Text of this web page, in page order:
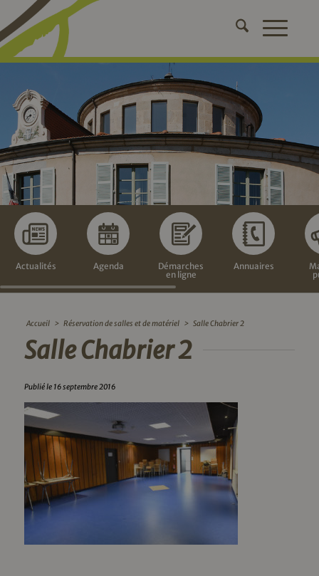
Actualités Agenda
Démarches
en ligne
Annuaires
Accueil > Réservation de salles et de matériel > Salle Chabrier 2
Salle Chabrier 2
Publié le 16 septembre 2016